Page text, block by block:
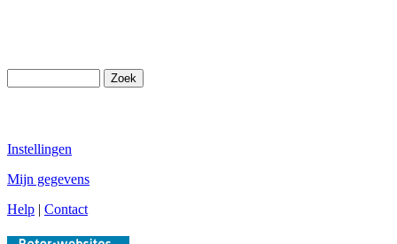
Instellingen
Mijn gegevens
Help | Contact